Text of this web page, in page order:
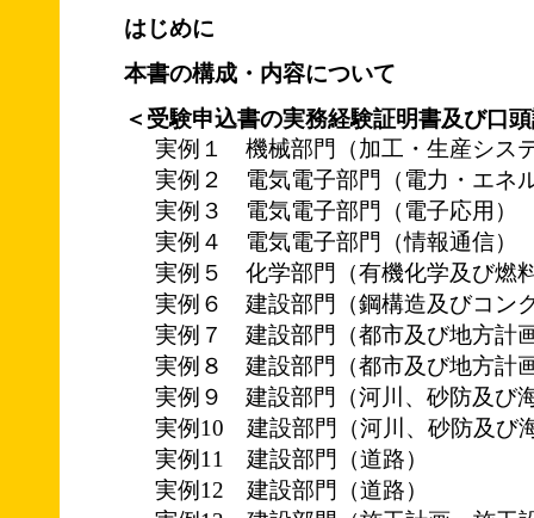
はじめに
本書の構成・内容について
＜受験申込書の実務経験証明書及び口
実例１ 機械部門（加工・生産シス
実例２ 電気電子部門（電力・エネ
実例３ 電気電子部門（電子応用）
実例４ 電気電子部門（情報通信）
実例５ 化学部門（有機化学及び燃
実例６ 建設部門（鋼構造及びコン
実例７ 建設部門（都市及び地方計
実例８ 建設部門（都市及び地方計
実例９ 建設部門（河川、砂防及び
実例10 建設部門（河川、砂防及び
実例11 建設部門（道路）
実例12 建設部門（道路）